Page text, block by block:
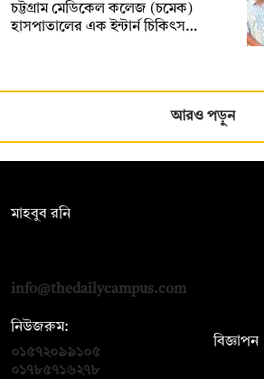
চট্টগ্রাম মেডিকেল কলেজ (চমেক)
হাসপাতালের এক ইন্টার্ন চিকিৎস…
আরও পড়ুন
মাহবুব রনি
info@thedailycampus.com
নিউজরুম:
০১৫৭২০৯৯১০৫
০১৭৮৫৭১৬২৭৮
বিজ্ঞাপন